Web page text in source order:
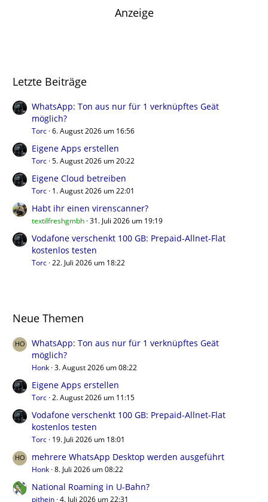
Anzeige
Letzte Beiträge
WhatsApp: Ton aus nur für 1 verknüpftes Geät
möglich?
Torc 6. August 2026 um 16:56
Eigene Apps erstellen
Torc 5. August 2026 um 20:22
Eigene Cloud betreiben
Torc 1. August 2026 um 22:01
Habt ihr einen virenscanner?
textilfreshgmbh 31. Juli 2026 um 19:19
Vodafone verschenkt 100 GB: Prepaid-Allnet-Flat
kostenlos testen
Torc 22. Juli 2026 um 18:22
Neue Themen
WhatsApp: Ton aus nur für 1 verknüpftes Geät
möglich?
Honk 3. August 2026 um 08:22
Eigene Apps erstellen
Torc 2. August 2026 um 11:15
Vodafone verschenkt 100 GB: Prepaid-Allnet-Flat
kostenlos testen
Torc 19. Juli 2026 um 18:01
mehrere WhatsApp Desktop werden ausgeführt
Honk 8. Juli 2026 um 08:22
National Roaming in U-Bahn?
pithein 4. Juli 2026 um 22:31